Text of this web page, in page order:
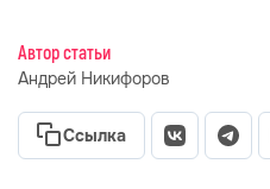
Автор статьи
Андрей Никифоров
Ссылка